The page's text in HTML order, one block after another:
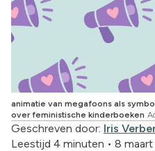
animatie van megafoons als
over feministische kinderboeken
Geschreven door: Iris
Leestijd 4 minuten • 8